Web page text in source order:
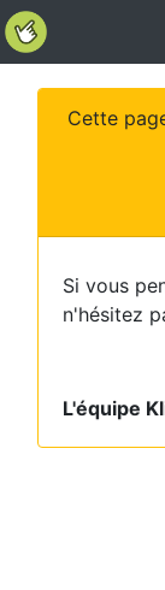
Cette
Si vous
n'hésitez
L'équipe